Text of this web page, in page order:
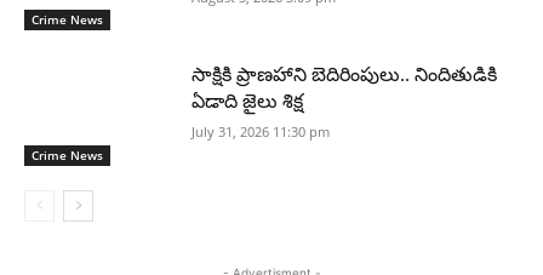
Crime News
Crime News
సాక్షికి ప్రాణహాని బెదిరింపులు.. నిందితుడికి
ఏడాది జైలు శిక్ష
July 31, 2026 11:30 pm